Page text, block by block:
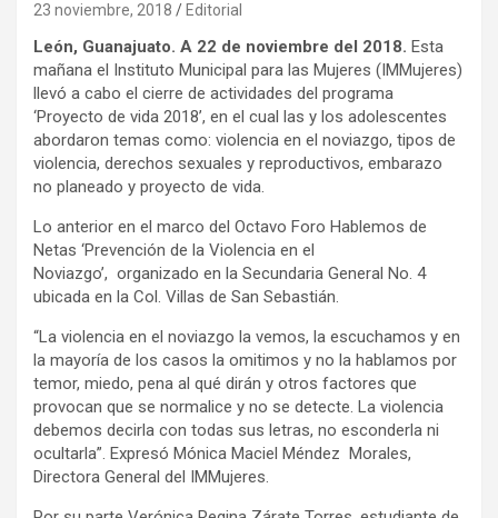
23 noviembre, 2018 Editorial
León, Guanajuato. A 22 de noviembre del 2018. Esta
mañana el Instituto Municipal para las Mujeres (IMMujeres)
llevó a cabo el cierre de actividades del programa
‘Proyecto de vida 2018’, en el cual las y los adolescentes
abordaron temas como: violencia en el noviazgo, tipos de
violencia, derechos sexuales y reproductivos, embarazo
no planeado y proyecto de vida.
Lo anterior en el marco del Octavo Foro Hablemos de
Netas ‘Prevención de la Violencia en el
Noviazgo’, organizado en la Secundaria General No. 4
ubicada en la Col. Villas de San Sebastián.
“La violencia en el noviazgo la vemos, la escuchamos y en
la mayoría de los casos la omitimos y no la hablamos por
temor, miedo, pena al qué dirán y otros factores que
provocan que se normalice y no se detecte. La violencia
debemos decirla con todas sus letras, no esconderla ni
ocultarla”. Expresó Mónica Maciel Méndez Morales,
Directora General del IMMujeres.